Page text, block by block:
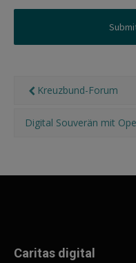
Kreuzbund-Forum
Digital Souverän mit
Caritas digital